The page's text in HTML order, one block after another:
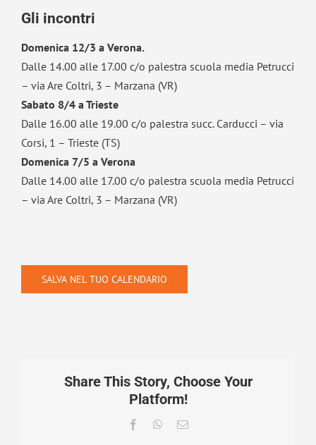
Gli incontri
Domenica 12/3 a Verona.
Dalle 14.00 alle 17.00 c/o palestra scuola media Petrucci
– via Are Coltri, 3 – Marzana (VR)
Sabato 8/4 a Trieste
Dalle 16.00 alle 19.00 c/o palestra succ. Carducci – via
Corsi, 1 – Trieste (TS)
Domenica 7/5 a Verona
Dalle 14.00 alle 17.00 c/o palestra scuola media Petrucci
– via Are Coltri, 3 – Marzana (VR)
SALVA NEL TUO CALENDARIO
Share This Story, Choose Your
Platform!
FacebookWhatsApp
Email